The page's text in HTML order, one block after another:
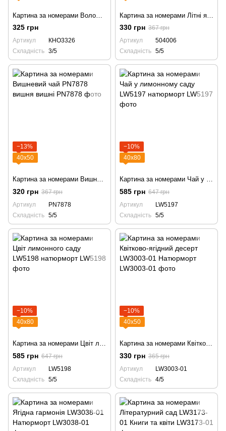
325 грн
Артикул
КНО3326
Складність 3/5
330 грн 367 грн
Артикул
504006
Складність 5/5
−13%
40х50
Картина за номерами Вишневий чай PN7878 вишня вишні
320 грн 367 грн
Артикул
PN7878
Складність 5/5
−10%
40х80
Картина за номерами Чай у лимонному саду LW5197 натюрморт
585 грн 647 грн
Артикул
LW5197
Складність 5/5
−10%
40х80
585 грн 647 грн
Артикул
LW5198
Складність 5/5
−10%
40х50
330 грн 365 грн
Артикул
LW3003-01
Складність 4/5